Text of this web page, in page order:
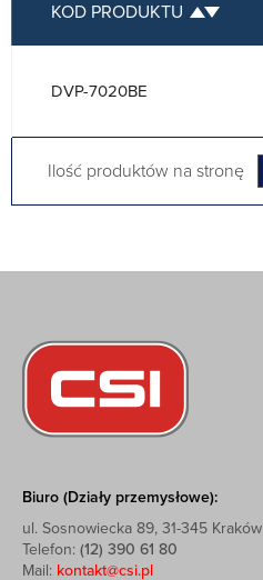
KOD PRODUKTU
DVP-7020BE
Ilość produktów na stronę
Biuro (Działy przemysłowe):
ul. Sosnowiecka 89, 31-345 Kraków
Telefon: (12) 390 61 80
Mail: kontakt@csi.pl